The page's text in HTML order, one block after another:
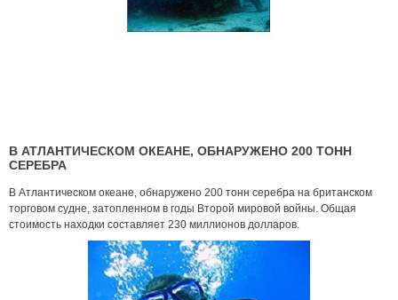
В АТЛАНТИЧЕСКОМ ОКЕАНЕ, ОБНАРУЖЕНО 200 ТОНН
СЕРЕБРА
В Атлантическом океане, обнаружено 200 тонн серебра на британском
торговом судне, затопленном в годы Второй мировой войны. Общая
стоимость находки составляет 230 миллионов долларов.